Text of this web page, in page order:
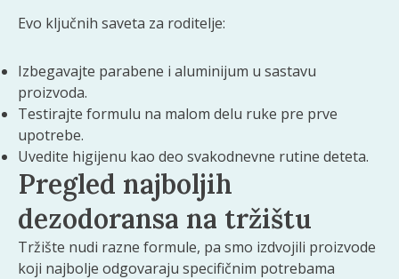
Evo ključnih saveta za roditelje:
Izbegavajte parabene i aluminijum u sastavu
proizvoda.
Testirajte formulu na malom delu ruke pre prve
upotrebe.
Uvedite higijenu kao deo svakodnevne rutine deteta.
Pregled najboljih
dezodoransa na tržištu
Tržište nudi razne formule, pa smo izdvojili proizvode
koji najbolje odgovaraju specifičnim potrebama